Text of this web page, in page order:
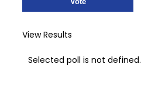
View Results
Selected poll is not defined.